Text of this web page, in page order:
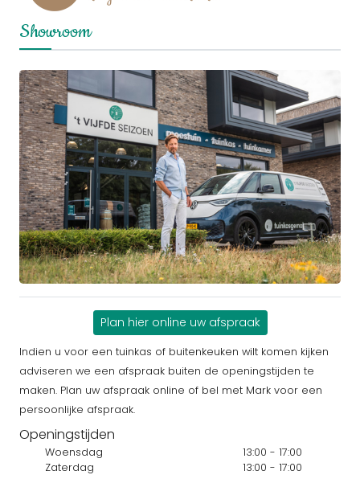
Showroom
Plan hier online uw afspraak
Indien u voor een tuinkas of buitenkeuken wilt komen kijken
adviseren we een afspraak buiten de openingstijden te
maken. Plan uw afspraak online of bel met Mark voor een
persoonlijke afspraak.
Openingstijden
Woensdag
13:00 - 17:00
Zaterdag
13:00 - 17:00